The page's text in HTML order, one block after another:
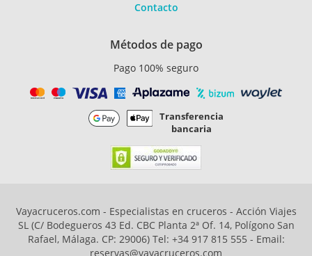
Contacto
Métodos de pago
Pago 100% seguro
Transferencia
bancaria
Vayacruceros.com - Especialistas en cruceros - Acción Viajes
SL (C/ Bodegueros 43 Ed. CBC Planta 2ª Of. 14, Polígono San
Rafael, Málaga. CP: 29006) Tel: +34 917 815 555 - Email:
reservas@vayacruceros.com